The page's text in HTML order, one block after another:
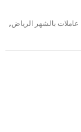
عاملات بالشهر الرياض,